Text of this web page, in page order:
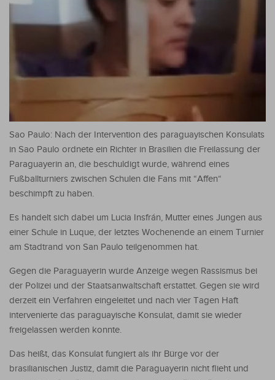
Sao Paulo: Nach der Intervention des paraguayischen Konsulats
in Sao Paulo ordnete ein Richter in Brasilien die Freilassung der
Paraguayerin an, die beschuldigt wurde, während eines
Fußballturniers zwischen Schulen die Fans mit “Affen“
beschimpft zu haben.
Es handelt sich dabei um Lucia Insfrán, Mutter eines Jungen aus
einer Schule in Luque, der letztes Wochenende an einem Turnier
am Stadtrand von San Paulo teilgenommen hat.
Gegen die Paraguayerin wurde Anzeige wegen Rassismus bei
der Polizei und der Staatsanwaltschaft erstattet. Gegen sie wird
derzeit ein Verfahren eingeleitet und nach vier Tagen Haft
intervenierte das paraguayische Konsulat, damit sie wieder
freigelassen werden konnte.
Das heißt, das Konsulat fungiert als ihr Bürge vor der
brasilianischen Justiz, damit die Paraguayerin nicht flieht und